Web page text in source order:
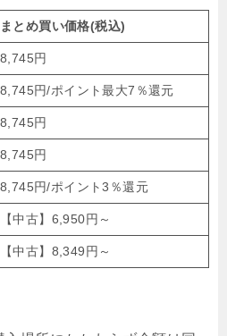
まとめ買い価格(税込)
8,745円
8,745円/ポイント最大7％還元
8,745円
8,745円
8,745円/ポイント3％還元
【中古】6,950円～
【中古】8,349円～